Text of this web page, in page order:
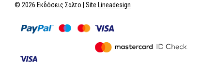
© 2026 Εκδόσεις Σαλτο | Site Lineadesign